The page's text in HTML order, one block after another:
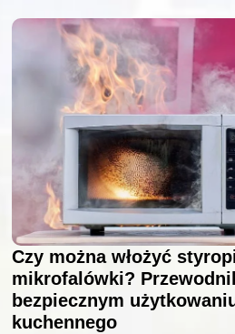
Czy można włożyć
mikrofalówki?
bezpiecznym
kuchennego